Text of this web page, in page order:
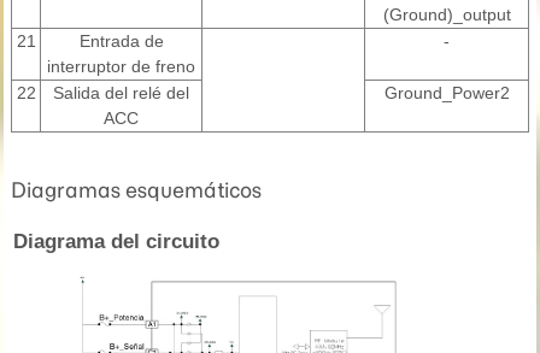
(Ground)_output
21
Entrada de
interruptor de freno
-
22
Salida del relé del
ACC
Ground_Power2
Diagramas esquemáticos
Diagrama del circuito